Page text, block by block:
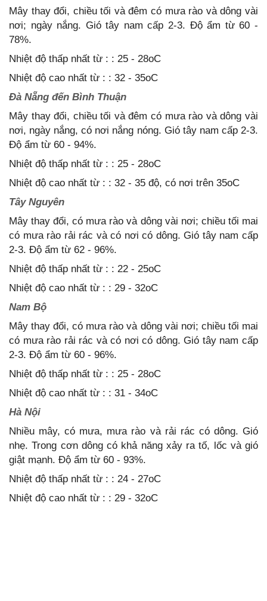
Mây thay đổi, chiều tối và đêm có mưa rào và dông vài
nơi; ngày nắng. Gió tây nam cấp 2-3. Độ ẩm từ 60 -
78%.
Nhiệt độ thấp nhất từ : : 25 - 28oC
Nhiệt độ cao nhất từ : : 32 - 35oC
Đà Nẵng đến Bình Thuận
Mây thay đổi, chiều tối và đêm có mưa rào và dông vài
nơi, ngày nắng, có nơi nắng nóng. Gió tây nam cấp 2-3.
Độ ẩm từ 60 - 94%.
Nhiệt độ thấp nhất từ : : 25 - 28oC
Nhiệt độ cao nhất từ : : 32 - 35 độ, có nơi trên 35oC
Tây Nguyên
Mây thay đổi, có mưa rào và dông vài nơi; chiều tối mai
có mưa rào rải rác và có nơi có dông. Gió tây nam cấp
2-3. Độ ẩm từ 62 - 96%.
Nhiệt độ thấp nhất từ : : 22 - 25oC
Nhiệt độ cao nhất từ : : 29 - 32oC
Nam Bộ
Mây thay đổi, có mưa rào và dông vài nơi; chiều tối mai
có mưa rào rải rác và có nơi có dông. Gió tây nam cấp
2-3. Độ ẩm từ 60 - 96%.
Nhiệt độ thấp nhất từ : : 25 - 28oC
Nhiệt độ cao nhất từ : : 31 - 34oC
Hà Nội
Nhiều mây, có mưa, mưa rào và rải rác có dông. Gió
nhẹ. Trong cơn dông có khả năng xảy ra tố, lốc và gió
giật mạnh. Độ ẩm từ 60 - 93%.
Nhiệt độ thấp nhất từ : : 24 - 27oC
Nhiệt độ cao nhất từ : : 29 - 32oC